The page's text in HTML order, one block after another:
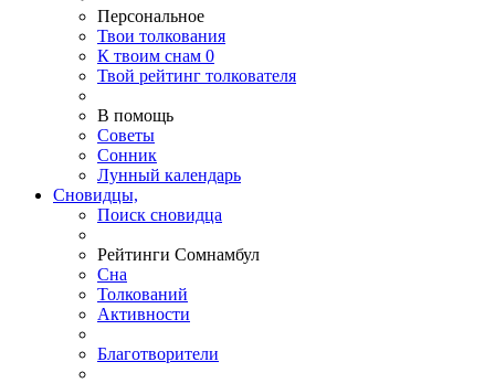
Персональное
Твои толкования
К твоим снам 0
Твой рейтинг толкователя
В помощь
Советы
Сонник
Лунный календарь
Сновидцы,
Поиск сновидца
Рейтинги Сомнамбул
Сна
Толкований
Активности
Благотворители